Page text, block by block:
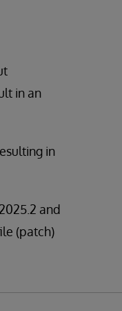
in an
in
and
(patch)